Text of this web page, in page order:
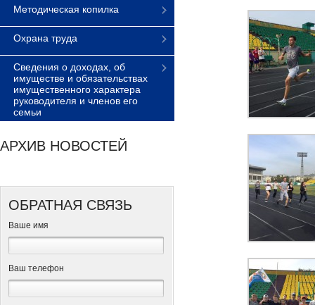
Методическая копилка
Охрана труда
Сведения о доходах, об
имуществе и обязательствах
имущественного характера
руководителя и членов его
семьи
АРХИВ НОВОСТЕЙ
ОБРАТНАЯ СВЯЗЬ
Ваше имя
Ваш телефон